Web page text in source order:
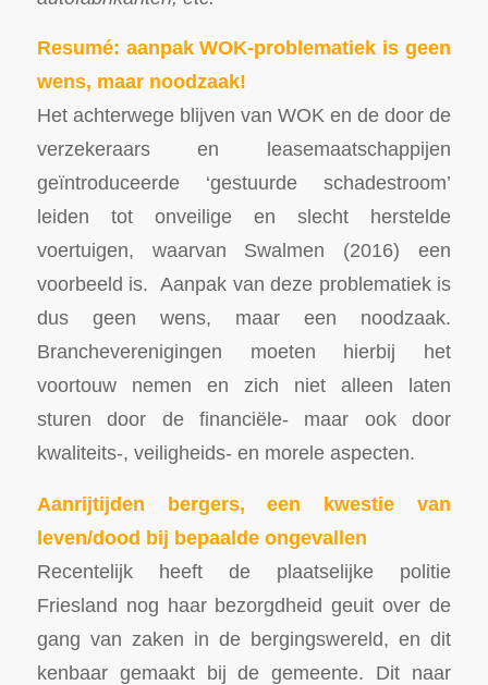
Resumé: aanpak WOK-problematiek is geen
wens, maar noodzaak!
Het achterwege blijven van WOK en de door de
verzekeraars en leasemaatschappijen
geïntroduceerde ‘gestuurde schadestroom’
leiden tot onveilige en slecht herstelde
voertuigen, waarvan Swalmen (2016) een
voorbeeld is. Aanpak van deze problematiek is
dus geen wens, maar een noodzaak.
Brancheverenigingen moeten hierbij het
voortouw nemen en zich niet alleen laten
sturen door de financiële- maar ook door
kwaliteits-, veiligheids- en morele aspecten.
Aanrijtijden bergers, een kwestie van
leven/dood bij bepaalde ongevallen
Recentelijk heeft de plaatselijke politie
Friesland nog haar bezorgdheid geuit over de
gang van zaken in de bergingswereld, en dit
kenbaar gemaakt bij de gemeente. Dit naar